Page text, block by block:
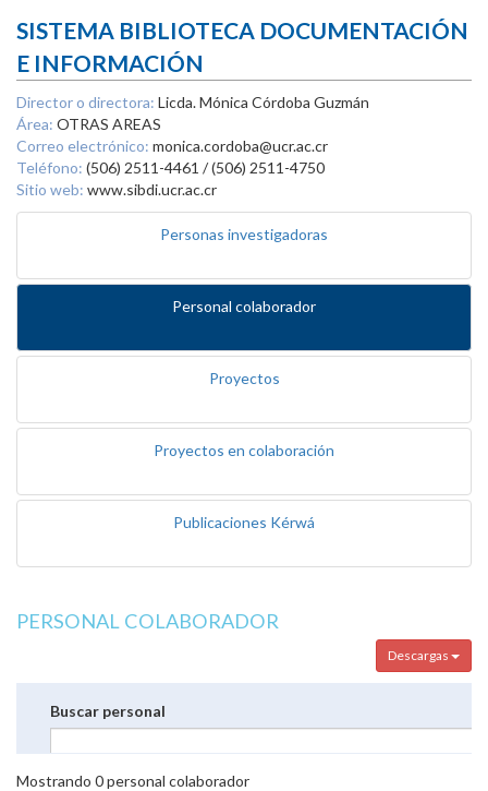
SISTEMA BIBLIOTECA DOCUMENTACIÓN
E INFORMACIÓN
Director o directora: Licda. Mónica Córdoba Guzmán
Área: OTRAS AREAS
Correo electrónico: monica.cordoba@ucr.ac.cr
Teléfono: (506) 2511-4461 / (506) 2511-4750
Sitio web: www.sibdi.ucr.ac.cr
Personas investigadoras
Personal colaborador
Proyectos
Proyectos en colaboración
Publicaciones Kérwá
PERSONAL COLABORADOR
Descargas
Buscar personal
Mostrando 0personal colaborador